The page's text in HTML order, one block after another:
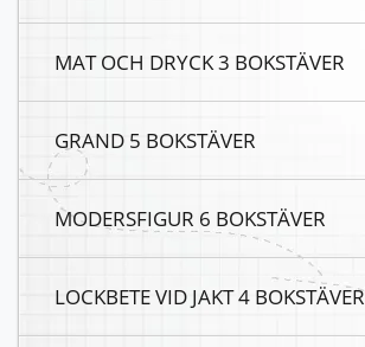
MAT OCH DRYCK 3 BOKSTÄVER
GRAND 5 BOKSTÄVER
MODERSFIGUR 6 BOKSTÄVER
LOCKBETE VID JAKT 4 BOKSTÄVER